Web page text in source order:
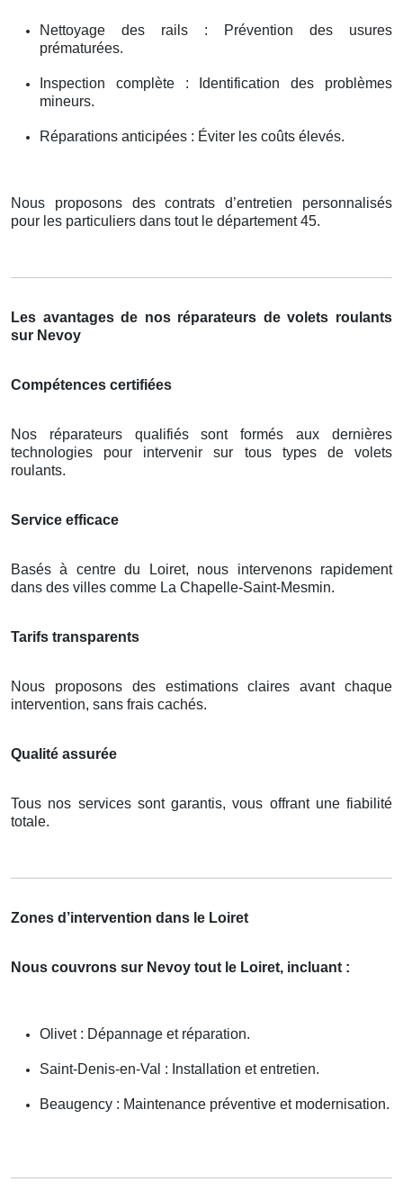
Nettoyage des rails : Prévention des usures
prématurées.
Inspection complète : Identification des problèmes
mineurs.
Réparations anticipées : Éviter les coûts élevés.
Nous proposons des contrats d’entretien personnalisés
pour les particuliers dans tout le département 45.
Les avantages de nos réparateurs de volets roulants
sur Nevoy
Compétences certifiées
Nos réparateurs qualifiés sont formés aux dernières
technologies pour intervenir sur tous types de volets
roulants.
Service efficace
Basés à centre du Loiret, nous intervenons rapidement
dans des villes comme La Chapelle-Saint-Mesmin.
Tarifs transparents
Nous proposons des estimations claires avant chaque
intervention, sans frais cachés.
Qualité assurée
Tous nos services sont garantis, vous offrant une fiabilité
totale.
Zones d’intervention dans le Loiret
Nous couvrons sur Nevoy tout le Loiret, incluant :
Olivet : Dépannage et réparation.
Saint-Denis-en-Val : Installation et entretien.
Beaugency : Maintenance préventive et modernisation.